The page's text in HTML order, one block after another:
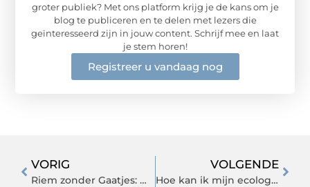
groter publiek? Met ons platform krijg je de kans om je
blog te publiceren en te delen met lezers die
geïnteresseerd zijn in jouw content. Schrijf mee en laat
je stem horen!
Registreer u vandaag nog
VORIG
Riem zonder Gaatjes: De Toekomst van Riemen is Hier
VOLGENDE
Hoe kan ik mijn ecologische voetafdruk verminderen?